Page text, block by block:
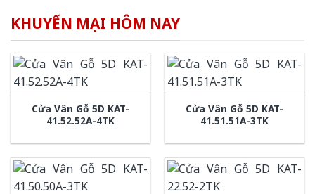
KHUYẾN MẠI HÔM NAY
Cửa Vân Gỗ 5D KAT-
41.52.52A-4TK
Cửa Vân Gỗ 5D KAT-
41.51.51A-3TK